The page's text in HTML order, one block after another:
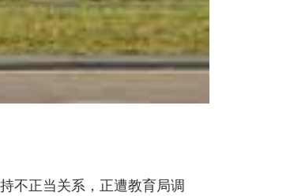
不正当关系，正遭教育局调